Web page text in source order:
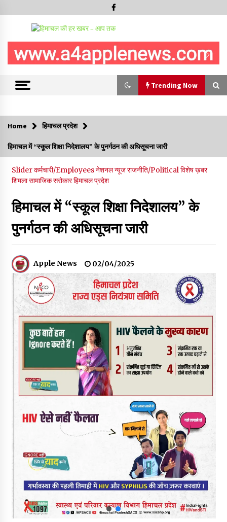
Trending Now
वन विभाग के एक हजार खिलाड़ी रामपुर में दिखाएंगे जौहर, 11 से 13 सितंबर
तक आयोजित होगी 27वीं वार्षिक खेलकूद प्रतियोगिता
07/08/2026
शिमला पुलिस में बड़ी अनुशासनात्मक कार्रवाई, 3 पुलिसकर्मी निलंबित
6 साल में पीएम नरेंद्र मोदी के विदेश दौरों पर 557 करोड़ खर्च, सरकार ने
संसद में दी जानकारी
07/08/2026
रूपी भावा वन्यजीव अभयारण्य में फिर दिखा जंगलों का ‘खामोश पहरेदार’, दुर्लभ
हिमालयन “सीरो” कैमरे में कैद
06/08/2026
भ्रष्टाचार से अर्जित संपत्ति जब्त कर गरीबों में बांटेगी हिमाचल सरकार -CM
06/08/2026
नितिन गडकरी से मिले विक्रमादित्य सिंह, हिमाचल की सड़क परियोजनाओं को
06/08/2026
आपदा के दौरान मीडिया संचार एवं सूचना प्रबंधन पर शिमला में एक दिवसीय
ओरिएंटेशन कार्यशाला आयोजित
06/08/2026
नेता प्रतिपक्ष जयराम के आरोप निराधार, सबूत हैं तो सार्वजनिक करें: नरेश
Home हिमाचल प्रदेश
हिमाचल में “स्कूल शिक्षा निदेशालय” के पुनर्गठन की अधिसूचना जारी
Sliderकर्मचारी/Employeesनेशनल न्यूजराजनीति/Politicalविशेष ख़बर
शिमलासामाजिक सरोकारहिमाचल प्रदेश
हिमाचल में “स्कूल शिक्षा निदेशालय” के
पुनर्गठन की अधिसूचना जारी
Apple News 02/04/2025